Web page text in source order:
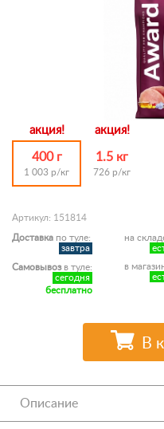
акция!
400 г
1 003 р/кг
акция!
1.5 кг
726 р/кг
Артикул: 151814
на
в
Доставка по туле:
завтра
Самовывозв туле:
сегодня
бесплатно
В
Описание